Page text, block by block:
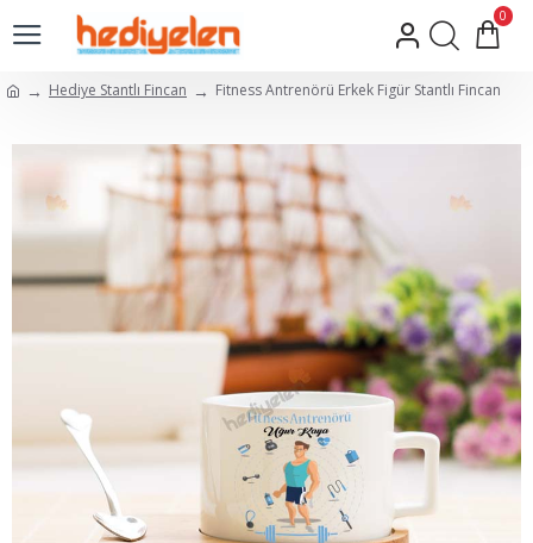
0
Hediye Stantlı Fincan Fitness Antrenörü Erkek Figür Stantlı Fincan